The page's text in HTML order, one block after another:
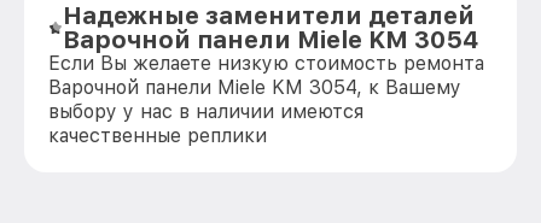
Надежные заменители деталей
Варочной панели Miele KM 3054
Если Вы желаете низкую стоимость ремонта
Варочной панели Miele KM 3054, к Вашему
выбору у нас в наличии имеются
качественные реплики